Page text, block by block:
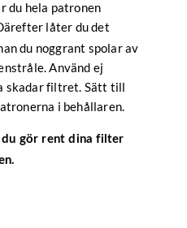
du hela patronen
låter du det
du noggrant spolar av
Använd ej
skadar filtret. Sätt till
i behållaren.
gör rent dina filter